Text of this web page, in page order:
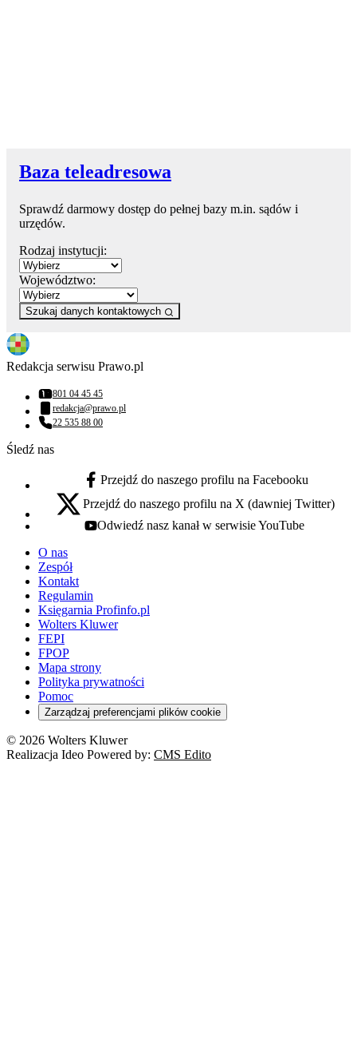
Baza teleadresowa
Sprawdź darmowy dostęp do pełnej bazy m.in. sądów i
urzędów.
Rodzaj instytucji:
Województwo:
Szukaj danych kontaktowych
Redakcja serwisu Prawo.pl
Numer telefonu:
801 04 45 45
Adres email:
redakcja@prawo.pl
Numer telefonu:
22 535 88 00
Śledź nas
facebook - otwiera się w nowej karcie
Przejdź do naszego profilu na Facebooku
x - otwiera się w nowej karcie
Przejdź do naszego profilu na X (dawniej Twitter)
youtube - otwiera się w nowej karcie
Odwiedź nasz kanał w serwisie YouTube
O nas
Zespół
Kontakt
Regulamin
Księgarnia Profinfo.pl
Wolters Kluwer
FEPI
FPOP
Mapa strony
Polityka prywatności
Pomoc
Zarządzaj preferencjami plików cookie
© 2026 Wolters Kluwer
Realizacja Ideo Powered by: CMS Edito